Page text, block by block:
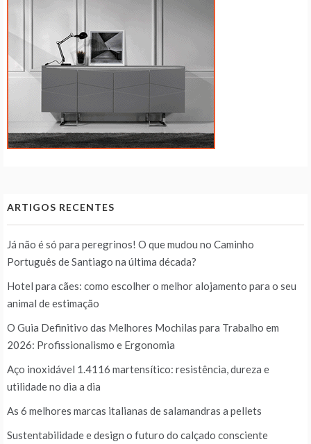
ARTIGOS RECENTES
Já não é só para peregrinos! O que mudou no Caminho
Português de Santiago na última década?
Hotel para cães: como escolher o melhor alojamento para o seu
animal de estimação
O Guia Definitivo das Melhores Mochilas para Trabalho em
2026: Profissionalismo e Ergonomia
Aço inoxidável 1.4116 martensítico: resistência, dureza e
utilidade no dia a dia
As 6 melhores marcas italianas de salamandras a pellets
Sustentabilidade e design o futuro do calçado consciente